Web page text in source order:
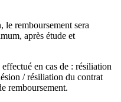
le remboursement sera
après étude et
en cas de : résiliation
/ résiliation du contrat
remboursement.